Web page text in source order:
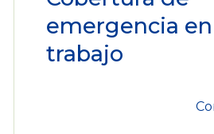
emergencia
trabajo